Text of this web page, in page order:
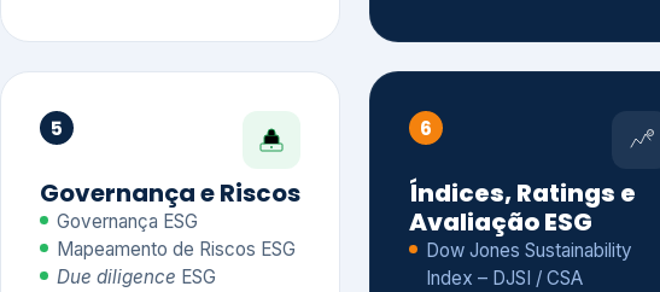
5
Governança e Riscos
Governança ESG
Mapeamento de Riscos ESG
Due diligence ESG
6
Índices, Ratings e
Avaliação ESG
Dow Jones Sustainability
Index – DJSI / CSA